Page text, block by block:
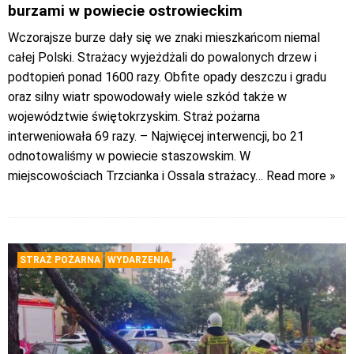
burzami w powiecie ostrowieckim
Wczorajsze burze dały się we znaki mieszkańcom niemal
całej Polski. Strażacy wyjeżdżali do powalonych drzew i
podtopień ponad 1600 razy. Obfite opady deszczu i gradu
oraz silny wiatr spowodowały wiele szkód także w
województwie świętokrzyskim. Straż pożarna
interweniowała 69 razy. – Najwięcej interwencji, bo 21
odnotowaliśmy w powiecie staszowskim. W
miejscowościach Trzcianka i Ossala strażacy… Read more »
STRAŻ POŻARNA WYDARZENIA